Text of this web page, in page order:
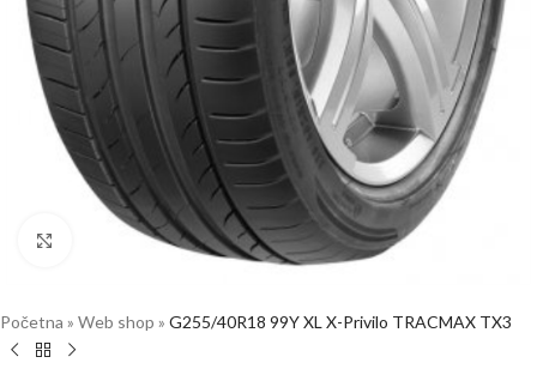
Click to enlarge
Početna » Web shop » G255/40R18 99Y XL X-Privilo TRACMAX TX3